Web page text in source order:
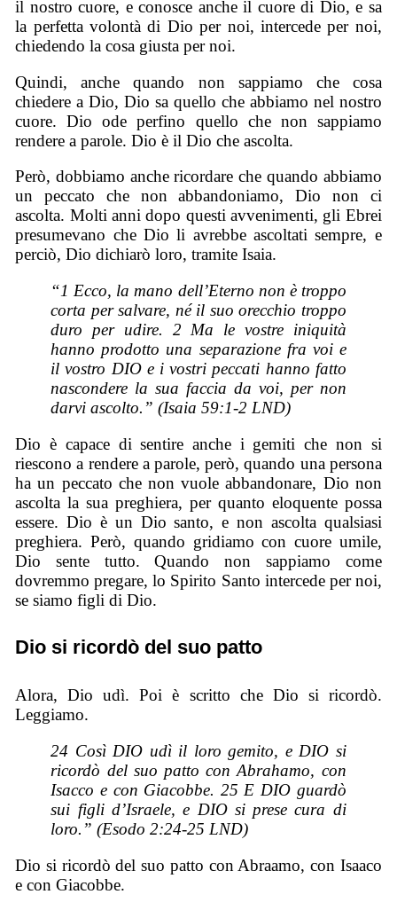
il nostro cuore, e conosce anche il cuore di Dio, e sa
la perfetta volontà di Dio per noi, intercede per noi,
chiedendo la cosa giusta per noi.
Quindi, anche quando non sappiamo che cosa
chiedere a Dio, Dio sa quello che abbiamo nel nostro
cuore. Dio ode perfino quello che non sappiamo
rendere a parole. Dio è il Dio che ascolta.
Però, dobbiamo anche ricordare che quando abbiamo
un peccato che non abbandoniamo, Dio non ci
ascolta. Molti anni dopo questi avvenimenti, gli Ebrei
presumevano che Dio li avrebbe ascoltati sempre, e
perciò, Dio dichiarò loro, tramite Isaia.
“1 Ecco, la mano dell’Eterno non è troppo
corta per salvare, né il suo orecchio troppo
duro per udire. 2 Ma le vostre iniquità
hanno prodotto una separazione fra voi e
il vostro DIO e i vostri peccati hanno fatto
nascondere la sua faccia da voi, per non
darvi ascolto.” (Isaia 59:1-2 LND)
Dio è capace di sentire anche i gemiti che non si
riescono a rendere a parole, però, quando una persona
ha un peccato che non vuole abbandonare, Dio non
ascolta la sua preghiera, per quanto eloquente possa
essere. Dio è un Dio santo, e non ascolta qualsiasi
preghiera. Però, quando gridiamo con cuore umile,
Dio sente tutto. Quando non sappiamo come
dovremmo pregare, lo Spirito Santo intercede per noi,
se siamo figli di Dio.
Dio si ricordò del suo patto
Alora, Dio udì. Poi è scritto che Dio si ricordò.
Leggiamo.
24 Così DIO udì il loro gemito, e DIO si
ricordò del suo patto con Abrahamo, con
Isacco e con Giacobbe. 25 E DIO guardò
sui figli d’Israele, e DIO si prese cura di
loro.” (Esodo 2:24-25 LND)
Dio si ricordò del suo patto con Abraamo, con Isaaco
e con Giacobbe.